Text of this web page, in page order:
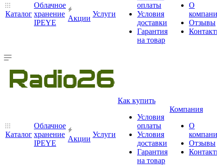
Каталог
Облачное
хранение
IPEYE
Акции
Услуги
оплаты
Условия
доставки
Гарантия
на товар
О
Отзывы
Каталог
Облачное
хранение
IPEYE
Акции
Услуги
Как купить
Условия
оплаты
Условия
доставки
Гарантия
на товар
Компания
О
Отзывы